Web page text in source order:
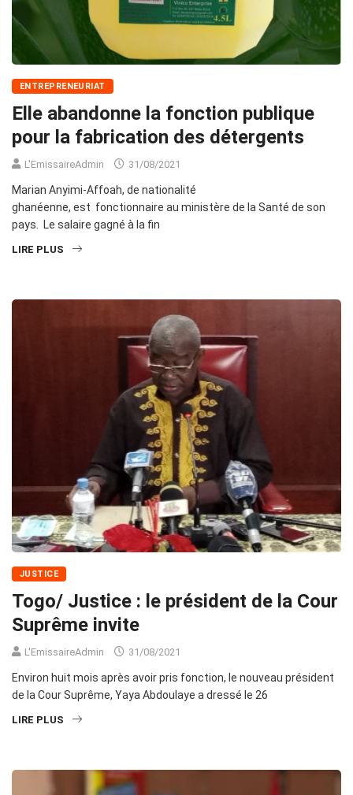
ENTREPRENEURIAT
Elle abandonne la fonction publique
pour la fabrication des détergents
L'EmissaireAdmin 31/08/2021
Marian Anyimi-Affoah, de nationalité
ghanéenne, est fonctionnaire au ministère de la Santé de son
pays. Le salaire gagné à la fin
LIRE PLUS
JUSTICE
Togo/ Justice : le président de la Cour
Suprême invite
L'EmissaireAdmin 31/08/2021
Environ huit mois après avoir pris fonction, le nouveau président
de la Cour Suprême, Yaya Abdoulaye a dressé le 26
LIRE PLUS